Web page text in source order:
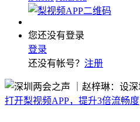
您还没有登录
登录
还没有帐号？ 注册
打开梨视频APP，提升3倍流畅度